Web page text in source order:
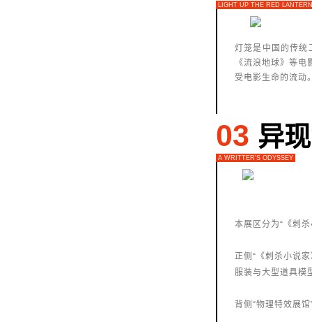
LIGHT UP THE RED LANTERN
灯笼是中国的传统
《流浪地球》等
受电影生命的流动
03 异
A WRITTER'S ODYSSEY
本展区分为“《刺
正侧“《刺杀小说
服装与大型道具模
背侧“物理特效展